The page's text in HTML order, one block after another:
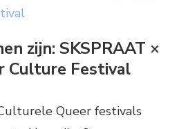
zijn: SKSPRAAT ×
Culture Festival
Queer festivals